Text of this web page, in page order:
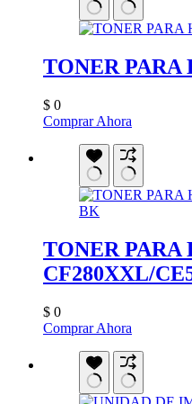
TONER PARA
$ 0
Comprar Ahora
TONER PARA
CF280XXL/
$ 0
Comprar Ahora